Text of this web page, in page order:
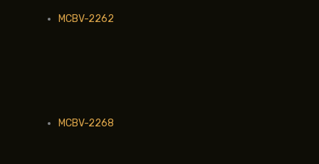
MCBV-2262
MCBV-2268